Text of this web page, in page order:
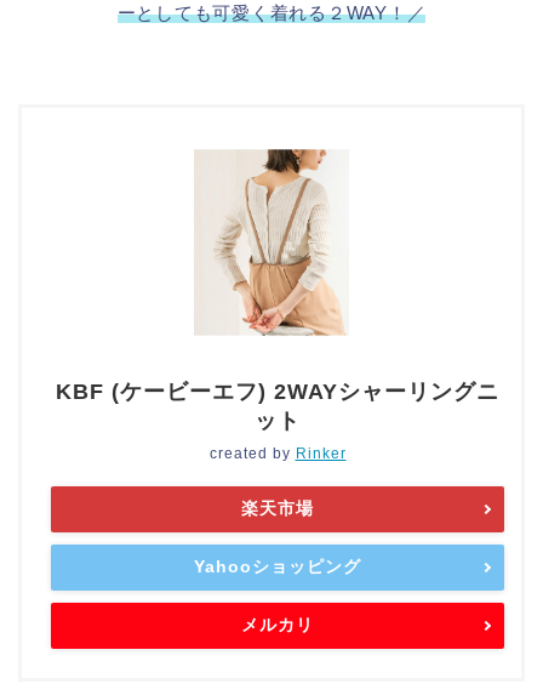
ーとしても可愛く着れる２WAY！／
KBF (ケービーエフ) 2WAYシャーリングニ
ット
created by Rinker
楽天市場
Yahooショッピング
メルカリ